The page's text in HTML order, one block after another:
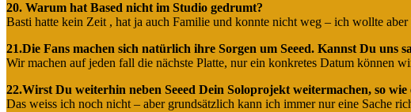
20. Warum hat Based nicht im Studio gedrumt?
Basti hatte kein Zeit , hat ja auch Familie und konnte nicht weg – ich wollte
21.Die Fans machen sich natürlich ihre Sorgen um Seeed. Kannst Du uns
Wir machen auf jeden fall die nächste Platte, nur ein konkretes Datum können
22.Wirst Du weiterhin neben Seeed Dein Soloprojekt weitermachen, so
Das weiss ich noch nicht – aber grundsätzlich kann ich immer nur eine Sache